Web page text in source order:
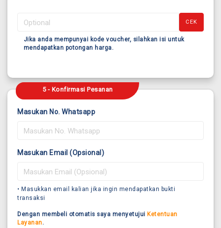
CEK
Jika anda mempunyai kode voucher, silahkan isi untuk
mendapatkan potongan harga.
5 - Konfirmasi Pesanan
Masukan No. Whatsapp
Masukan Email (Opsional)
• Masukkan email kalian jika ingin mendapatkan bukti
transaksi
Dengan membeli otomatis saya menyetujui Ketentuan
Layanan.